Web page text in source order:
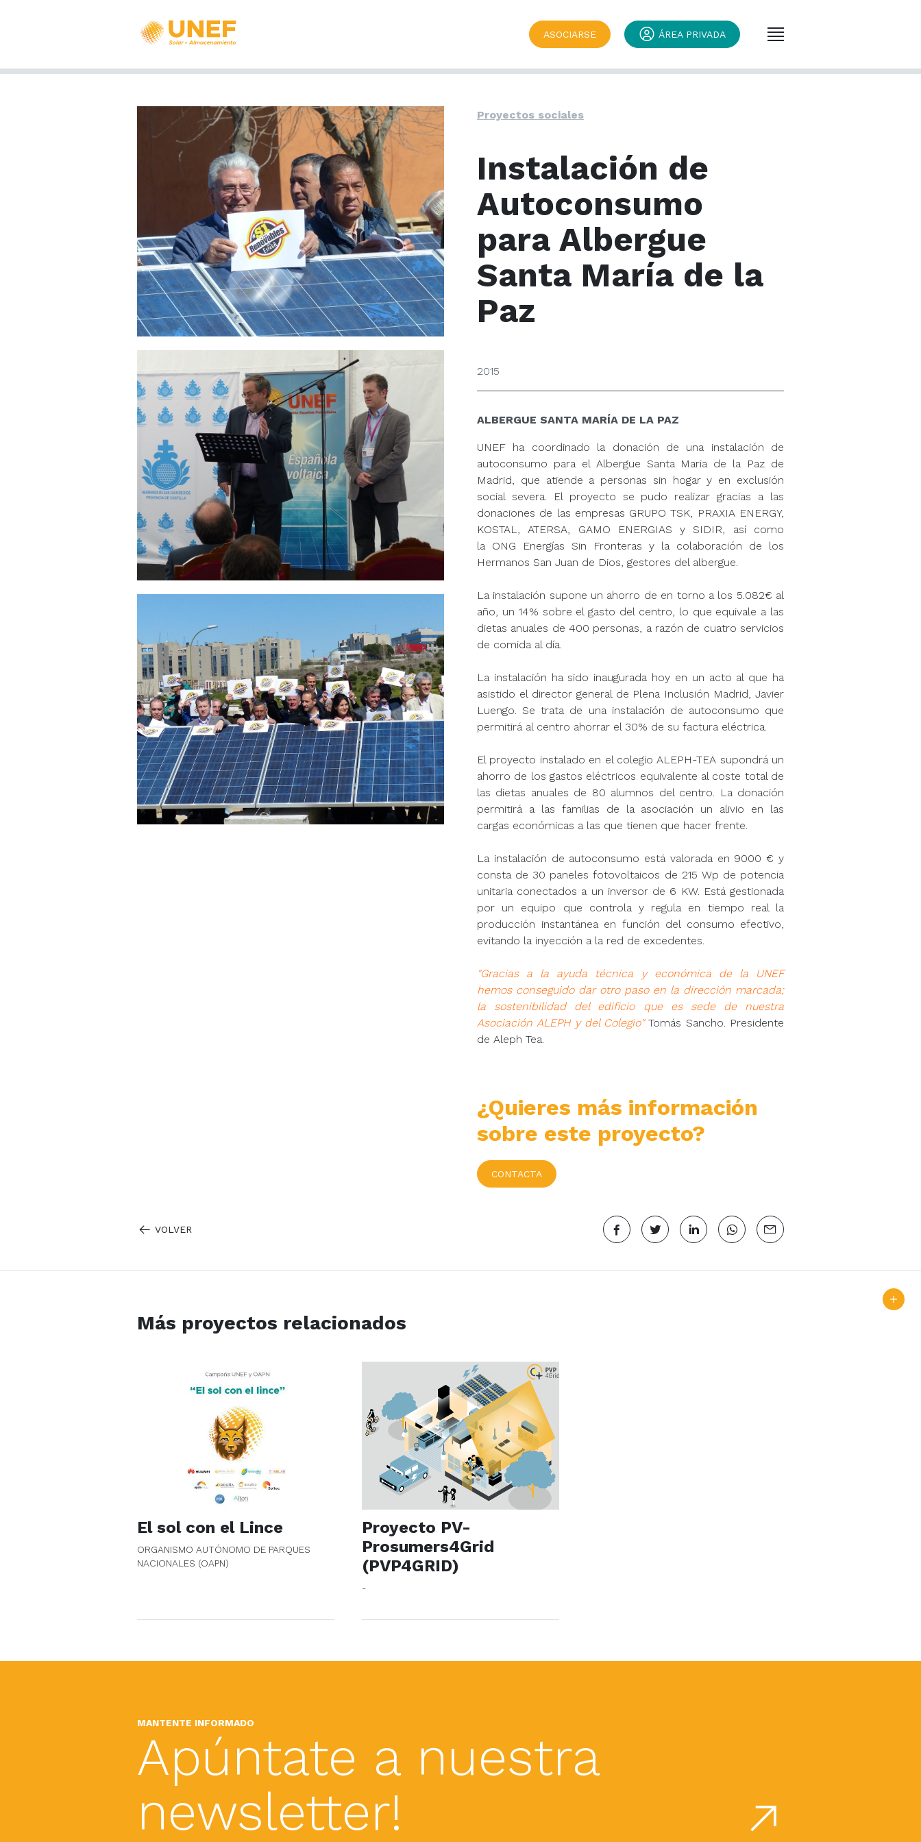
ASOCIARSE ÁREA PRIVADA
Proyectos sociales
Instalación de
Autoconsumo
para Albergue
Santa María de la
Paz
2015
ALBERGUE SANTA MARÍA DE LA PAZ
UNEF ha coordinado la donación de una instalación de
autoconsumo para el Albergue Santa Maria de la Paz de
Madrid, que atiende a personas sin hogar y en exclusión
social severa. El proyecto se pudo realizar gracias a las
donaciones de las empresas GRUPO TSK, PRAXIA ENERGY,
KOSTAL, ATERSA, GAMO ENERGIAS y SIDIR, así como
la ONG Energías Sin Fronteras y la colaboración de los
Hermanos San Juan de Dios, gestores del albergue.
La instalación supone un ahorro de en torno a los 5.082€ al
año, un 14% sobre el gasto del centro, lo que equivale a las
dietas anuales de 400 personas, a razón de cuatro servicios
de comida al día.
La instalación ha sido inaugurada hoy en un acto al que ha
asistido el director general de Plena Inclusión Madrid, Javier
Luengo. Se trata de una instalación de autoconsumo que
permitirá al centro ahorrar el 30% de su factura eléctrica.
El proyecto instalado en el colegio ALEPH-TEA supondrá un
ahorro de los gastos eléctricos equivalente al coste total de
las dietas anuales de 80 alumnos del centro. La donación
permitirá a las familias de la asociación un alivio en las
cargas económicas a las que tienen que hacer frente.
La instalación de autoconsumo está valorada en 9000 € y
consta de 30 paneles fotovoltaicos de 215 Wp de potencia
unitaria conectados a un inversor de 6 KW. Está gestionada
por un equipo que controla y regula en tiempo real la
producción instantánea en función del consumo efectivo,
evitando la inyección a la red de excedentes.
"Gracias a la ayuda técnica y económica de la UNEF
hemos conseguido dar otro paso en la dirección marcada;
la sostenibilidad del edificio que es sede de nuestra
Asociación ALEPH y del Colegio"Tomás Sancho. Presidente
de Aleph Tea.
¿Quieres más información
sobre este proyecto?
CONTACTA
VOLVER
Más proyectos relacionados
El sol con el Lince
ORGANISMO AUTÓNOMO DE PARQUES
NACIONALES (OAPN)
Proyecto PV-
Prosumers4Grid
(PVP4GRID)
-
MANTENTE INFORMADO
Apúntate a nuestra
newsletter!